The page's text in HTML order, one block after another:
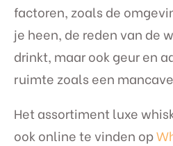
factoren, zoals de
je heen, de reden van de
drinkt, maar ook geur en
ruimte zoals een
Het assortiment luxe
ook online te vinden op